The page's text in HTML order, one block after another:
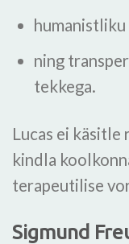
humanistliku
ning
tekkega.
Lucas ei
kindla
terapeutilise
Sigmund